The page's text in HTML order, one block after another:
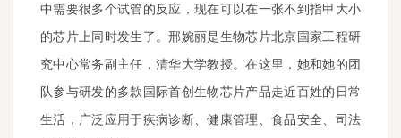
中需要很多个试管的反应，现在可以在一张不到指甲大小
的芯片上同时发生了。邢婉丽是生物芯片北京国家工程研
究中心常务副主任，清华大学教授。在这里，她和她的团
队参与研发的多款国际首创生物芯片产品走近百姓的日常
生活，广泛应用于疾病诊断、健康管理、食品安全、司法